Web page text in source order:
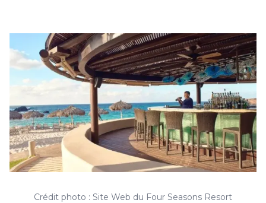
Crédit photo : Site Web du Four Seasons Resort